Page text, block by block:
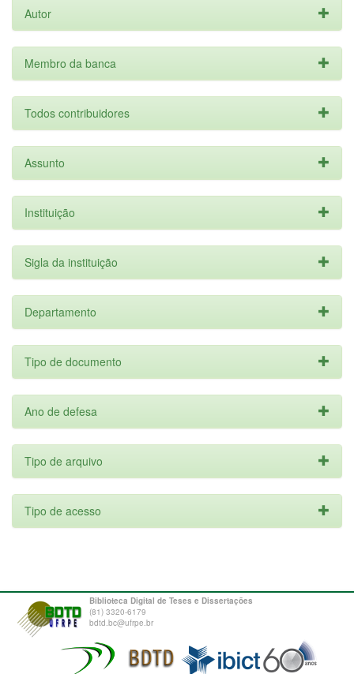
Autor
Membro da banca
Todos contribuidores
Assunto
Instituição
Sigla da instituição
Departamento
Tipo de documento
Ano de defesa
Tipo de arquivo
Tipo de acesso
Biblioteca Digital de Teses e Dissertações
(81) 3320-6179
bdtd.bc@ufrpe.br